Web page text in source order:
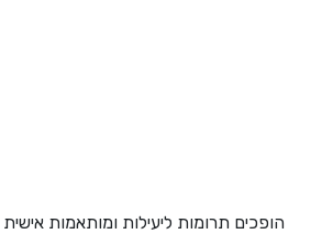
הופכים תרומות ליעילות ומותאמות